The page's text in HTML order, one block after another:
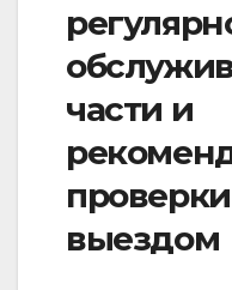
части и
выездом